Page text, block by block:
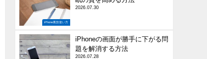
iPhone裏技使い方
2026.07.30
iPhoneの画面が勝手に下がる問
題を解消する方法
2026.07.28